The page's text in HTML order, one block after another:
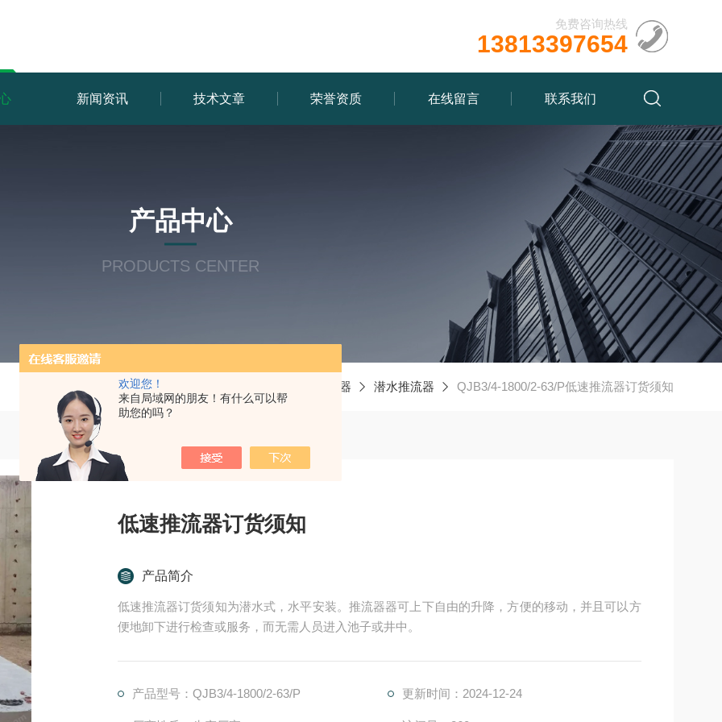
欢迎您！
来自局域网的朋友！有什么可以帮
助您的吗？
免费咨询热线
13813397654
新闻资讯 技术文章 荣誉资质 在线留言 联系我们
产品中心
PRODUCTS CENTER
当前位置： 低速推流器 潜水推流器 QJB3/4-1800/2-63/P低速推流器订货须知
低速推流器订货须知
产品简介
低速推流器订货须知为潜水式，水平安装。推流器器可上下自由的升降，方便的移动，并且可以方
便地卸下进行检查或服务，而无需人员进入池子或井中。
产品型号：QJB3/4-1800/2-63/P 更新时间：2024-12-24